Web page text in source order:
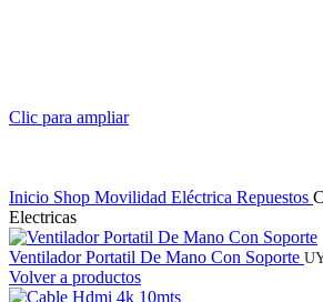
Clic para ampliar
Inicio Shop Movilidad Eléctrica Repuestos
Electricas
Ventilador Portatil De Mano Con Soporte
Volver a productos